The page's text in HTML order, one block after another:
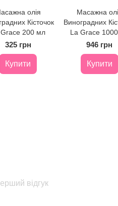
олія
Кісточок
200 мл
325 грн
Купити
Масажна
Виноградних
La Grace
946 грн
Купити
відгук